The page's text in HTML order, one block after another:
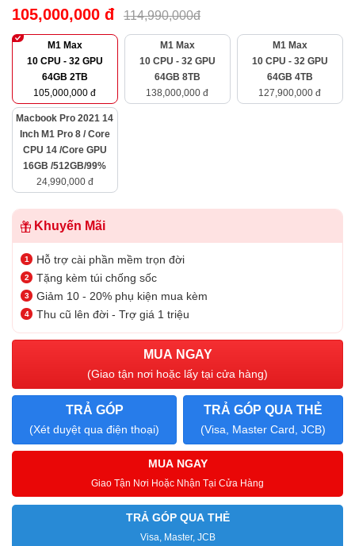
105,000,000 đ 114,990,000đ
M1 Max
10 CPU - 32 GPU
64GB 2TB
105,000,000 đ
M1 Max
10 CPU - 32 GPU
64GB 8TB
138,000,000 đ
M1 Max
10 CPU - 32 GPU
64GB 4TB
127,900,000 đ
Macbook Pro 2021 14
Inch M1 Pro 8 / Core
CPU 14 /Core GPU
16GB /512GB/99%
24,990,000 đ
Khuyến Mãi
Hỗ trợ cài phần mềm trọn đời
Tặng kèm túi chống sốc
Giảm 10 - 20% phụ kiện mua kèm
Thu cũ lên đời - Trợ giá 1 triệu
MUA NGAY
(Giao tận nơi hoặc lấy tại cửa hàng)
TRẢ GÓP
(Xét duyệt qua điện thoại)
TRẢ GÓP QUA THẺ
(Visa, Master Card, JCB)
MUA NGAY
Giao Tận Nơi Hoặc Nhận Tại Cửa Hàng
TRẢ GÓP QUA THẺ
Visa, Master, JCB